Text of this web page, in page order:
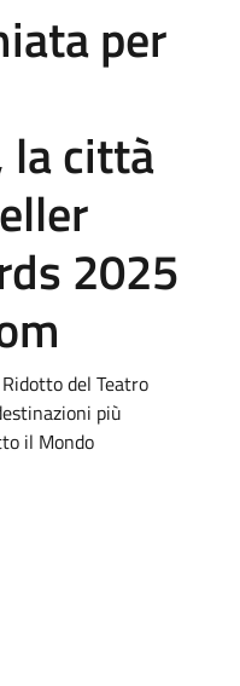
per
la città
2025
del Teatro
più
il Mondo